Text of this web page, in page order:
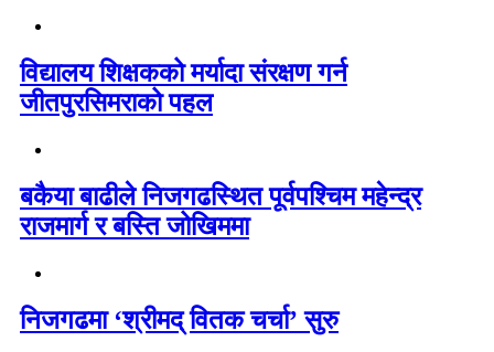
विद्यालय शिक्षकको मर्यादा संरक्षण गर्न
जीतपुरसिमराको पहल
बकैया बाढीले निजगढस्थित पूर्वपश्चिम महेन्द्र
राजमार्ग र बस्ति जोखिममा
निजगढमा ‘श्रीमद् वितक चर्चा’ सुरु